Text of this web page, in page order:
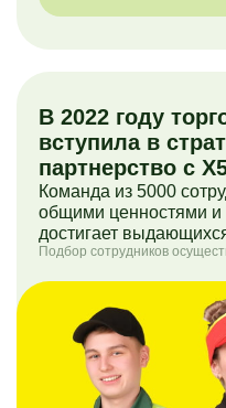
В 2022 году
вступила в
партнерство с
Команда из 5000
общими ценностями и
достигает
Подбор сотрудников